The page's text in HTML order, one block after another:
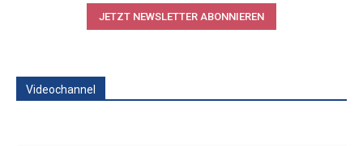
JETZT NEWSLETTER ABONNIEREN
Videochannel